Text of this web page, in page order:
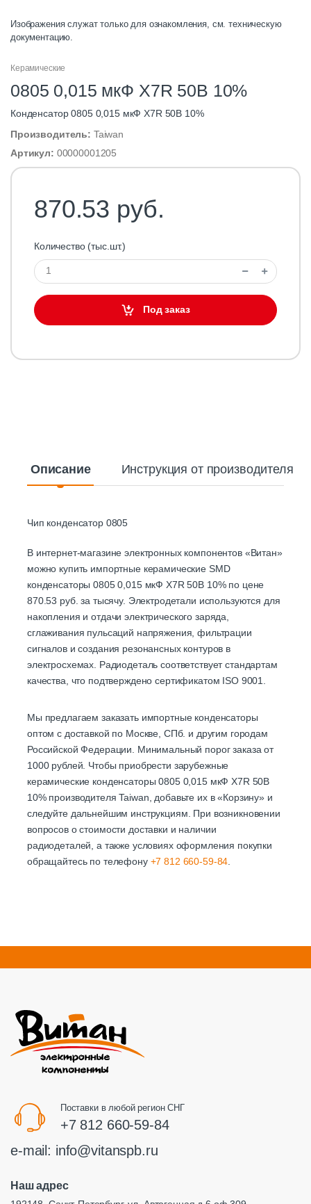
Изображения служат только для ознакомления, см. техническую
документацию.
Керамические
0805 0,015 мкФ X7R 50В 10%
Конденсатор 0805 0,015 мкФ X7R 50В 10%
Производитель: Taiwan
Артикул: 00000001205
870.53 руб.
Количество (тыс.шт.)
Под заказ
Описание Инструкция от производителя
Чип конденсатор 0805
В интернет-магазине электронных компонентов «Витан»
можно купить импортные керамические SMD
конденсаторы 0805 0,015 мкФ X7R 50В 10% по цене
870.53 руб. за тысячу. Электродетали используются для
накопления и отдачи электрического заряда,
сглаживания пульсаций напряжения, фильтрации
сигналов и создания резонансных контуров в
электросхемах. Радиодеталь соответствует стандартам
качества, что подтверждено сертификатом ISO 9001.
Мы предлагаем заказать импортные конденсаторы
оптом с доставкой по Москве, СПб. и другим городам
Российской Федерации. Минимальный порог заказа от
1000 рублей. Чтобы приобрести зарубежные
керамические конденсаторы 0805 0,015 мкФ X7R 50В
10% производителя Taiwan, добавьте их в «Корзину» и
следуйте дальнейшим инструкциям. При возникновении
вопросов о стоимости доставки и наличии
радиодеталей, а также условиях оформления покупки
обращайтесь по телефону +7 812 660-59-84.
Поставки в любой регион СНГ
+7 812 660-59-84
e-mail: info@vitanspb.ru
Наш адрес